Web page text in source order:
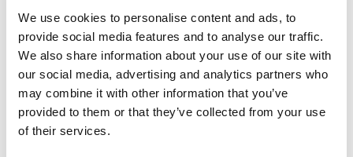
We use cookies to personalise content and ads, to
provide social media features and to analyse our traffic.
We also share information about your use of our site with
our social media, advertising and analytics partners who
may combine it with other information that you’ve
provided to them or that they’ve collected from your use
of their services.
superestimar sua capacidade de lidar com
ransomware – especialmente se nunca se
depararam com o problema. E aproximadamente
73% das empresas não conseguem lidar com um
ataque de ransomware, mesmo com a ajuda de
seus prestadores de serviços de TI. Sim – este dado